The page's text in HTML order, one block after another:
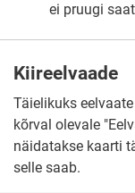
ei pruugi
Kiireelvaade
Täielikuks
kõrval olevale
näidatakse kaarti
selle saab.